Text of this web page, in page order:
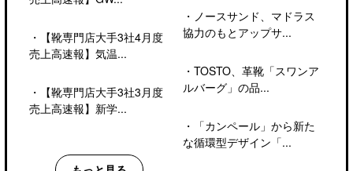
・
【靴専門店大手3社4月度
売上高速報】気温...
・
【靴専門店大手3社3月度
売上高速報】新学...
・ ノースサンド、マドラス
協力のもとアップサ...
・ TOSTO、革靴「スワンア
ルバーグ」の品...
・
「カンペール」から新た
な循環型デザイン「...